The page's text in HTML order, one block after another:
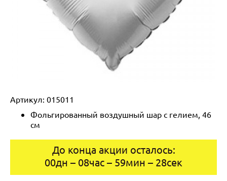
Артикул: 015011
Фольгированный воздушный шар с гелием, 46
см
До конца акции осталось:
00дн – 08час – 59мин – 28сек